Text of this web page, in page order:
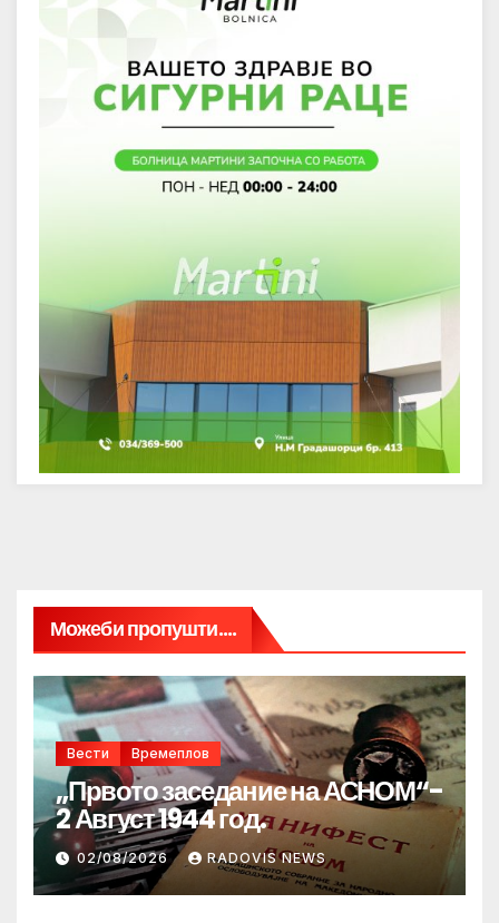
Можеби пропушти....
Вести Времеплов
„Првото заседание на АСНОМ“-
2 Август 1944 год.
02/08/2026 RADOVIS NEWS